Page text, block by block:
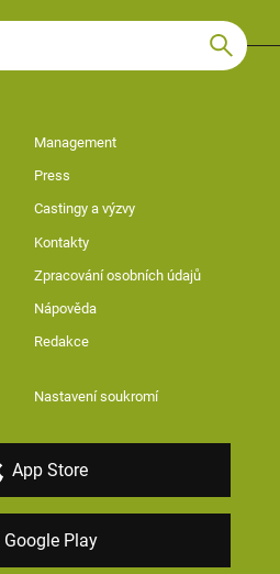
Management
Press
Castingy a výzvy
Kontakty
Zpracování osobních údajů
Nápověda
Redakce
Nastavení soukromí
App Store
Google Play